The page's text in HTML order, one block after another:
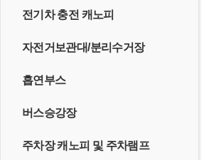
전기차 충전 캐노피
자전거보관대/분리수거장
흡연부스
버스승강장
주차장 캐노피 및 주차램프